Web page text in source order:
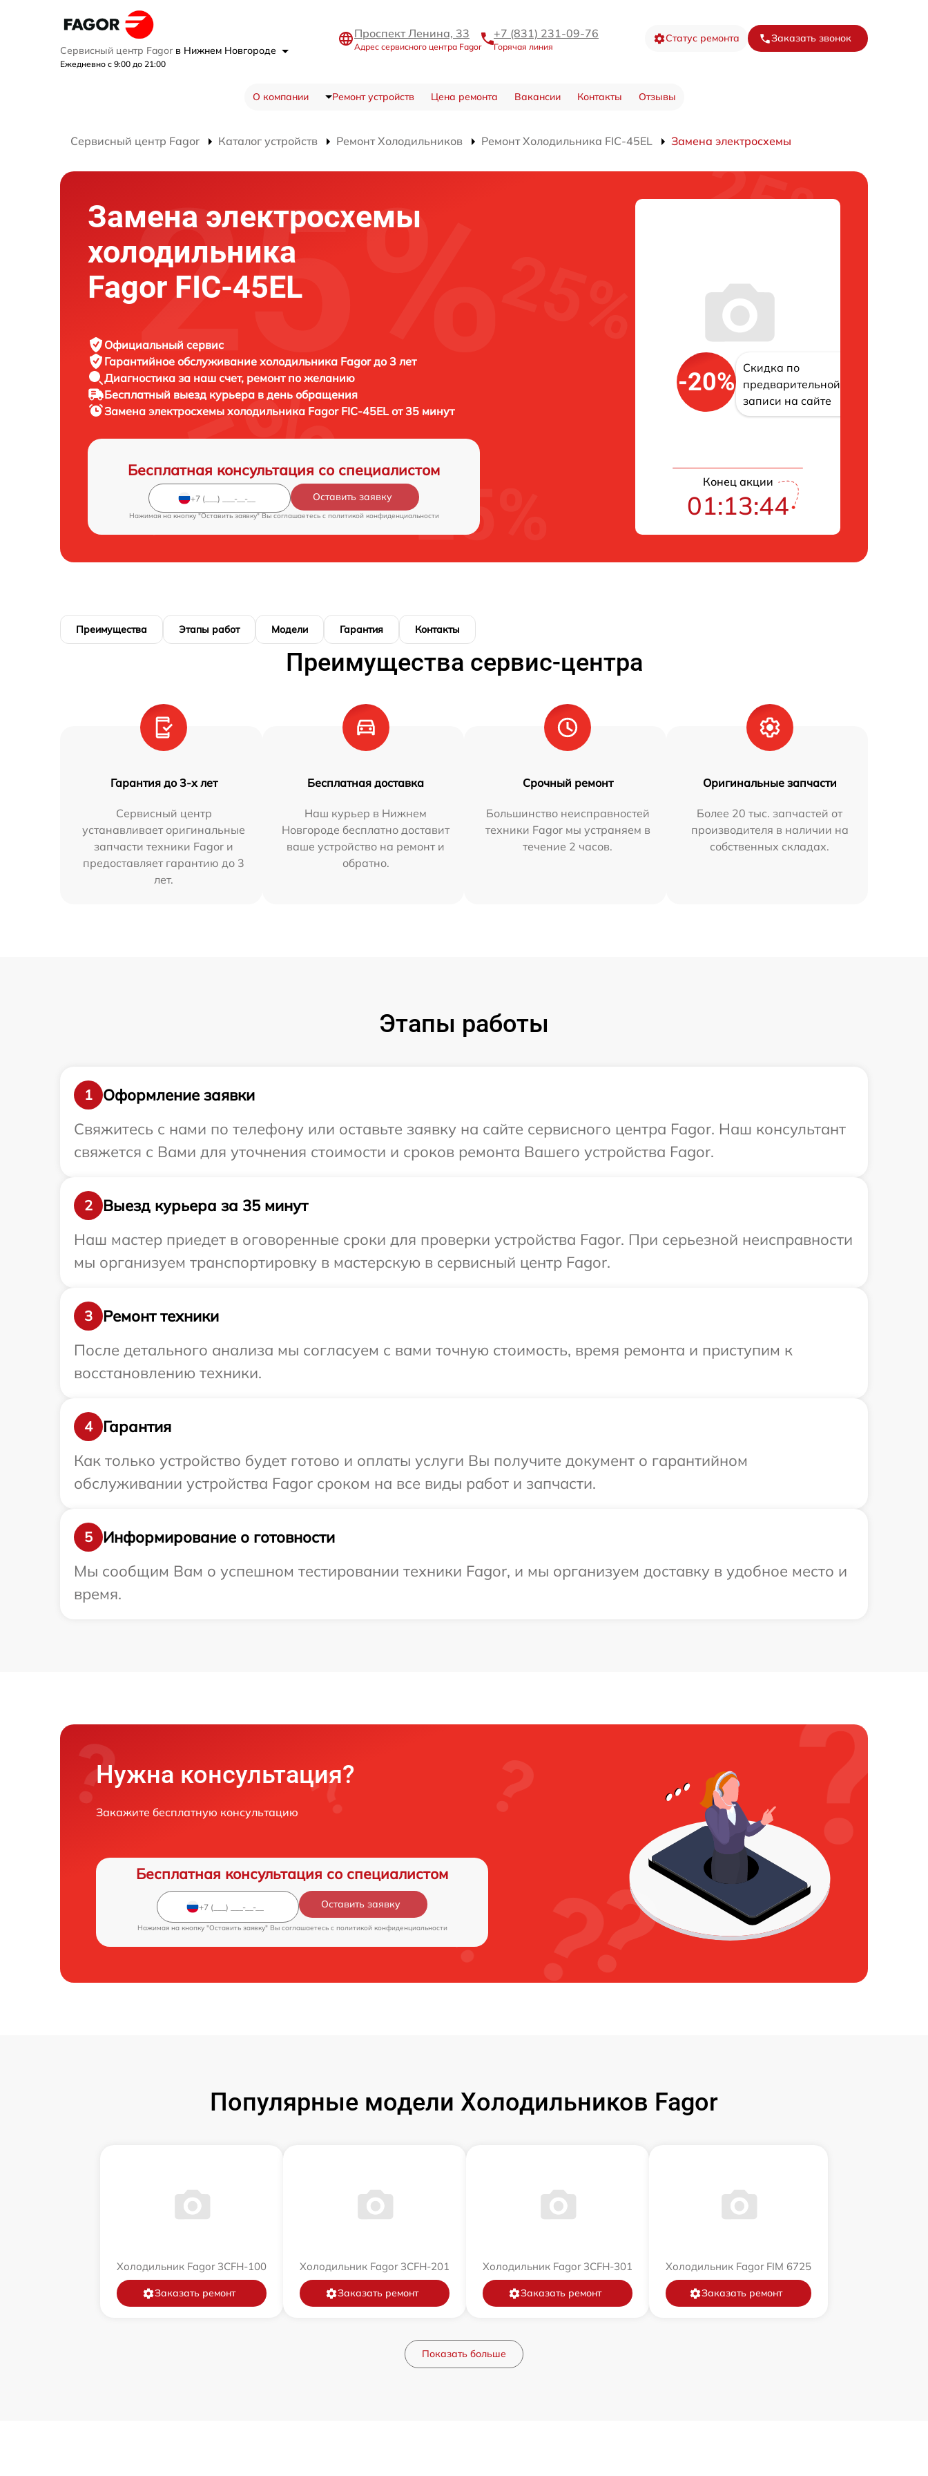
Сервисный центр Fagor в Нижнем Новгороде
Ежедневно с 9:00 до 21:00
Проспект Ленина, 33
Адрес сервисного центра Fagor
+7 (831) 231-09-76
Горячая линия
Статус ремонта Заказать звонок
О компании Ремонт устройств Цена ремонта Вакансии Контакты Отзывы
Сервисный центр Fagor Каталог устройств Ремонт Холодильников Ремонт Холодильника FIC-45EL Замена электросхемы
Замена электросхемы
холодильника
Fagor FIC-45EL
Официальный сервис
Гарантийное обслуживание холодильника Fagor до 3 лет
Диагностика за наш счет, ремонт по желанию
Бесплатный выезд курьера в день обращения
Замена электросхемы холодильника Fagor FIC-45EL от 35 минут
Бесплатная консультация со специалистом
Оставить заявку
Нажимая на кнопку "Оставить заявку" Вы соглашаетесь c политикой конфиденциальности
-20%
Скидка по
предварительной
записи на сайте
Конец акции
01:13:43
Преимущества Этапы работ Модели Гарантия Контакты
Преимущества сервис-центра
Гарантия до 3-х лет
Сервисный центр
устанавливает оригинальные
запчасти техники Fagor и
предоставляет гарантию до 3
лет.
Бесплатная доставка
Наш курьер в Нижнем
Новгороде бесплатно доставит
ваше устройство на ремонт и
обратно.
Срочный ремонт
Большинство неисправностей
техники Fagor мы устраняем в
течение 2 часов.
Оригинальные запчасти
Более 20 тыс. запчастей от
производителя в наличии на
собственных складах.
Этапы работы
1
Оформление заявки
Свяжитесь с нами по телефону или оставьте заявку на сайте сервисного центра Fagor. Наш консультант
свяжется с Вами для уточнения стоимости и сроков ремонта Вашего устройства Fagor.
2
Выезд курьера за 35 минут
Наш мастер приедет в оговоренные сроки для проверки устройства Fagor. При серьезной неисправности
мы организуем транспортировку в мастерскую в сервисный центр Fagor.
3
Ремонт техники
После детального анализа мы согласуем с вами точную стоимость, время ремонта и приступим к
восстановлению техники.
4
Гарантия
Как только устройство будет готово и оплаты услуги Вы получите документ о гарантийном
обслуживании устройства Fagor сроком на все виды работ и запчасти.
5
Информирование о готовности
Мы сообщим Вам о успешном тестировании техники Fagor, и мы организуем доставку в удобное место и
время.
Нужна консультация?
Закажите бесплатную консультацию
Бесплатная консультация со специалистом
Оставить заявку
Нажимая на кнопку "Оставить заявку" Вы соглашаетесь c политикой конфиденциальности
Популярные модели Холодильников Fagor
Холодильник Fagor 3CFH-100
Заказать ремонт
Холодильник Fagor 3CFH-201
Заказать ремонт
Холодильник Fagor 3CFH-301
Заказать ремонт
Холодильник Fagor FIM 6725
Заказать ремонт
Показать больше